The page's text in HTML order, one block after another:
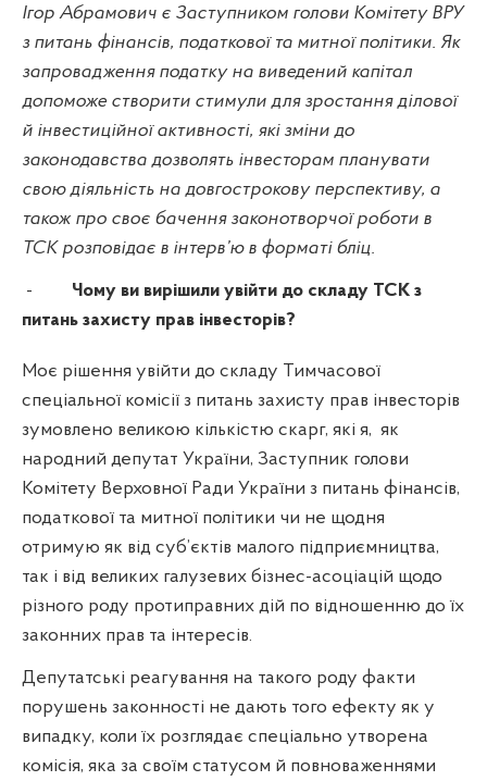
Ігор Абрамович є Заступником голови Комітету ВРУ
з питань фінансів, податкової та митної політики. Як
запровадження податку на виведений капітал
допоможе створити стимули для зростання ділової
й інвестиційної активності, які зміни до
законодавства дозволять інвесторам планувати
свою діяльність на довгострокову перспективу, а
також про своє бачення законотворчої роботи в
ТСК розповідає в інтерв’ю в форматі бліц.
-
Чому ви вирішили увійти до складу ТСК з
питань захисту прав інвесторів?
Моє рішення увійти до складу Тимчасової
спеціальної комісії з питань захисту прав інвесторів
зумовлено великою кількістю скарг, які я, як
народний депутат України, Заступник голови
Комітету Верховної Ради України з питань фінансів,
податкової та митної політики чи не щодня
отримую як від суб’єктів малого підприємництва,
так і від великих галузевих бізнес-асоціацій щодо
різного роду протиправних дій по відношенню до їх
законних прав та інтересів.
Депутатські реагування на такого роду факти
порушень законності не дають того ефекту як у
випадку, коли їх розглядає спеціально утворена
комісія, яка за своїм статусом й повноваженнями